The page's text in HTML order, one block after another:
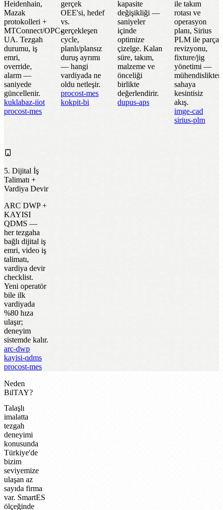
Heidenhain,
Mazak
protokolleri +
MTConnect/OPC-
UA. Tezgah
durumu, iş
emri,
override,
alarm —
saniyede
güncellenir.
kuklabaz-iiot
procost-mes
gerçek
OEE'si, hedef
vs.
gerçekleşen
cycle,
planlı/plansız
duruş ayrımı
— hangi
vardiyada ne
oldu netleşir.
procost-mes
kokpit-bi
kapasite
değişikliği —
saniyeler
içinde
optimize
çizelge. Kalan
süre, takım,
malzeme ve
önceliği
birlikte
değerlendirir.
dupus-aps
ile takım
rotası ve
operasyon
planı, Sirius
PLM ile parça
revizyonu,
fixture/jig
yönetimi —
mühendislikten
sahaya
kesintisiz
akış.
imge-cad
sirius-plm
5. Dijital İş
Talimatı +
Vardiya Devir
ARC DWP +
KAYISI
QDMS —
her tezgaha
bağlı dijital iş
emri, video iş
talimatı,
vardiya devir
checklist.
Yeni operatör
bile ilk
vardiyada
%80 hıza
ulaşır;
deneyim
sistemde kalır.
arc-dwp
kayisi-qdms
procost-mes
Neden
BilTAY?
Talaşlı
imalatta
tezgah
deneyimi
konusunda
Türkiye'de
bizim
seviyemize
ulaşan az
sayıda firma
var. SmartES
ölçeğinde